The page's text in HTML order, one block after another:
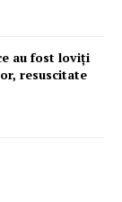
au fost loviți
resuscitate